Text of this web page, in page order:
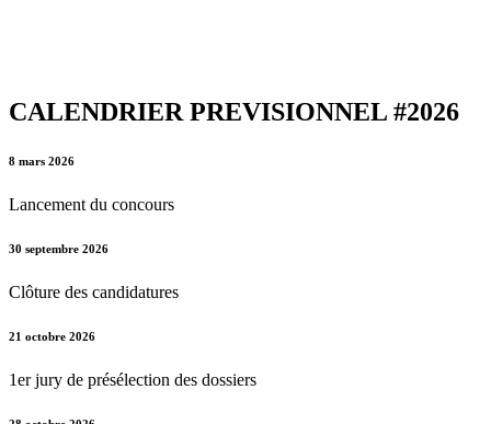
CALENDRIER PREVISIONNEL #2026
8 mars 2026
Lancement du concours
30 septembre 2026
Clôture des candidatures
21 octobre 2026
1er jury de présélection des dossiers